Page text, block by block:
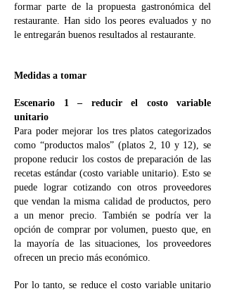
formar parte de la propuesta gastronómica del
restaurante. Han sido los peores evaluados y no
le entregarán buenos resultados al restaurante.
Medidas a tomar
Escenario 1 – reducir el costo variable
unitario
Para poder mejorar los tres platos categorizados
como “productos malos” (platos 2, 10 y 12), se
propone reducir los costos de preparación de las
recetas estándar (costo variable unitario). Esto se
puede lograr cotizando con otros proveedores
que vendan la misma calidad de productos, pero
a un menor precio. También se podría ver la
opción de comprar por volumen, puesto que, en
la mayoría de las situaciones, los proveedores
ofrecen un precio más económico.
Por lo tanto, se reduce el costo variable unitario